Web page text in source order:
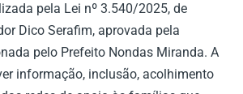
pela Lei nº 3.540/2025, de
Dico Serafim, aprovada pela
pelo Prefeito Nondas Miranda. A
informação, inclusão, acolhimento